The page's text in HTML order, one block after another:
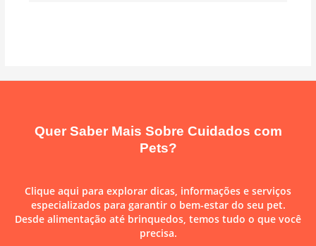
Quer Saber Mais Sobre Cuidados com
Pets?
Clique aqui para explorar dicas, informações e serviços
especializados para garantir o bem-estar do seu pet.
Desde alimentação até brinquedos, temos tudo o que você
precisa.